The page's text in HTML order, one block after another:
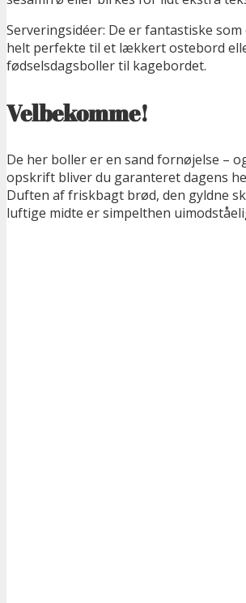
Serveringsidéer: De er fantastiske som
helt perfekte til et lækkert ostebord
fødselsdagsboller til kagebordet.
Velbekomme!
De her boller er en sand fornøjelse –
opskrift bliver du garanteret dagens
Duften af friskbagt brød, den gyldne
luftige midte er simpelthen